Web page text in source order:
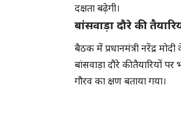
दक्षता बढ़ेगी।
बांसवाड़ा दौरे की
बैठक में प्रधानमंत्री नरेंद्र
बांसवाड़ा दौरे की तैयारियों
गौरव का क्षण बताया गया।